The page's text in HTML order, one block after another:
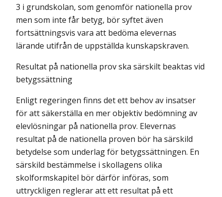
3 i grundskolan, som genomför nationella prov
men som inte får betyg, bör syftet även
fortsättningsvis vara att bedöma elevernas
lärande utifrån de uppställda kunskapskraven.
Resultat på nationella prov ska särskilt beaktas vid
betygssättning
Enligt regeringen finns det ett behov av insatser
för att säkerställa en mer objektiv bedömning av
elevlösningar på nationella prov. Elevernas
resultat på de nationella proven bör ha särskild
betydelse som underlag för betygssättningen. En
särskild bestämmelse i skollagens olika
skolformskapitel bör därför införas, som
uttryckligen reglerar att ett resultat på ett